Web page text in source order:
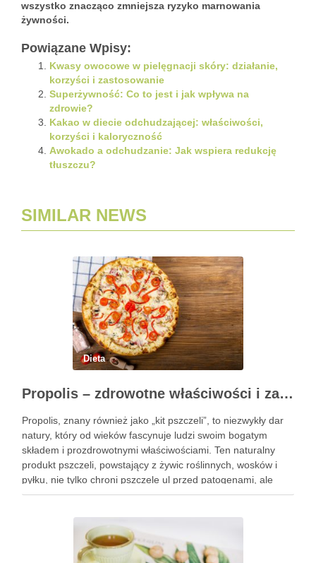
wszystko znacząco zmniejsza ryzyko marnowania
żywności.
Powiązane Wpisy:
Kwasy owocowe w pielęgnacji skóry: działanie,
korzyści i zastosowanie
Superżywność: Co to jest i jak wpływa na
zdrowie?
Kakao w diecie odchudzającej: właściwości,
korzyści i kaloryczność
Awokado a odchudzanie: Jak wspiera redukcję
tłuszczu?
SIMILAR NEWS
Dieta
Propolis – zdrowotne właściwości i zastosowanie w medycynie naturalnej
Propolis, znany również jako „kit pszczeli”, to niezwykły dar
natury, który od wieków fascynuje ludzi swoim bogatym
składem i prozdrowotnymi właściwościami. Ten naturalny
produkt pszczeli, powstający z żywic roślinnych, wosków i
pyłku, nie tylko chroni pszczele ul przed patogenami, ale
także działa jak potężny sojusznik w walce z różnymi